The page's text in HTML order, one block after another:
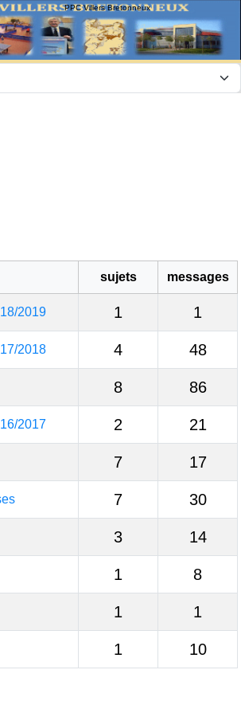
PPC Villers Bretonneux
sujets messages
2019 1 1
2018 4 48
8 86
2017 2 21
7 17
7 30
3 14
1 8
1 1
1 10
des cookies